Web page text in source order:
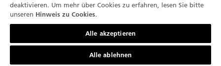
Kontaktieren Sie uns
deaktivieren. Um mehr über Cookies zu erfahren, lesen Sie bitte
unseren Hinweis zu Cookies.
Alle akzeptieren
Alle ablehnen